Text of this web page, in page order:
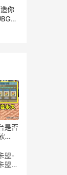
你
游
是否
戏辅
盟-
盟官